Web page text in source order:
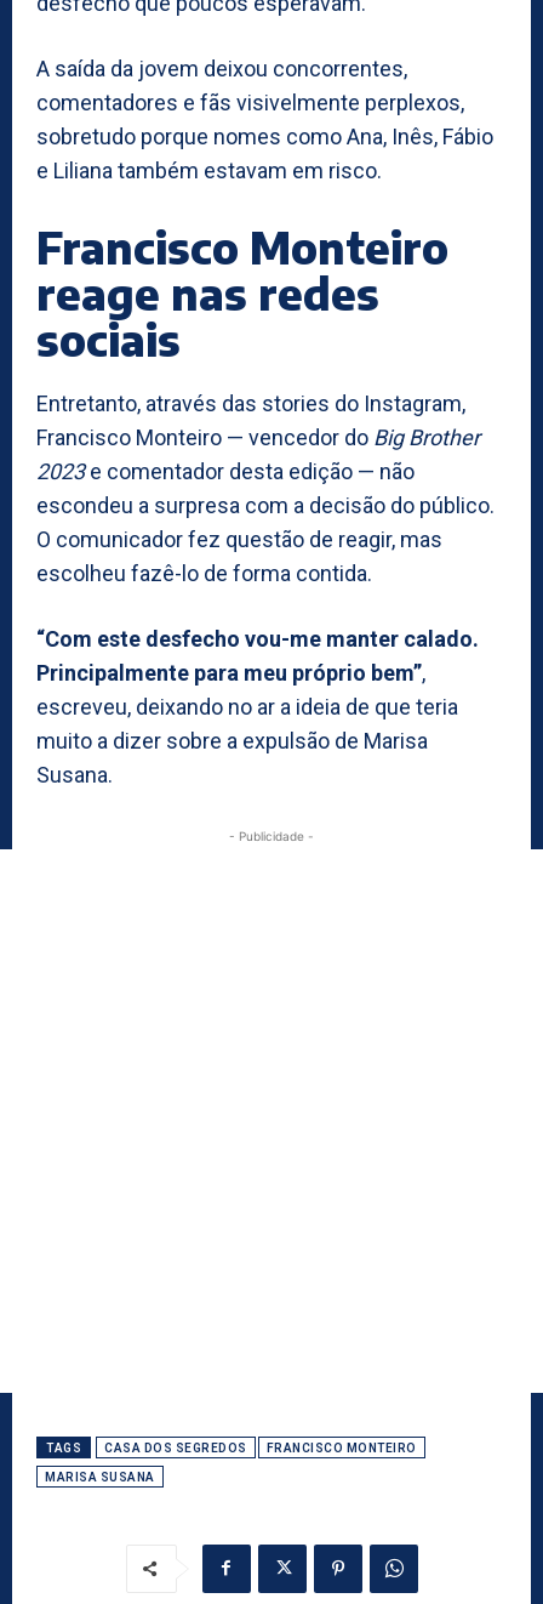
A saída da jovem deixou concorrentes,
comentadores e fãs visivelmente perplexos,
sobretudo porque nomes como Ana, Inês, Fábio
e Liliana também estavam em risco.
Francisco Monteiro
reage nas redes
sociais
Entretanto, através das stories do Instagram,
Francisco Monteiro — vencedor do Big Brother
2023e comentador desta edição — não
escondeu a surpresa com a decisão do público.
O comunicador fez questão de reagir, mas
escolheu fazê-lo de forma contida.
“Com este desfecho vou-me manter calado.
Principalmente para meu próprio bem”,
escreveu, deixando no ar a ideia de que teria
muito a dizer sobre a expulsão de Marisa
Susana.
- Publicidade -
TAGS CASA DOS SEGREDOS FRANCISCO MONTEIRO
MARISA SUSANA